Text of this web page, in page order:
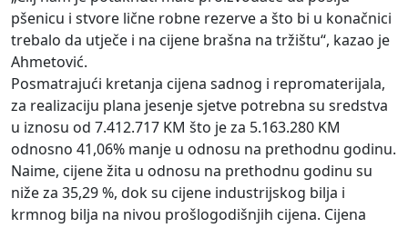
pšenicu i stvore lične robne rezerve a što bi u konačnici
trebalo da utječe i na cijene brašna na tržištu“, kazao je
Ahmetović.
Posmatrajući kretanja cijena sadnog i repromaterijala,
za realizaciju plana jesenje sjetve potrebna su sredstva
u iznosu od 7.412.717 KM što je za 5.163.280 KM
odnosno 41,06% manje u odnosu na prethodnu godinu.
Naime, cijene žita u odnosu na prethodnu godinu su
niže za 35,29 %, dok su cijene industrijskog bilja i
krmnog bilja na nivou prošlogodišnjih cijena. Cijena